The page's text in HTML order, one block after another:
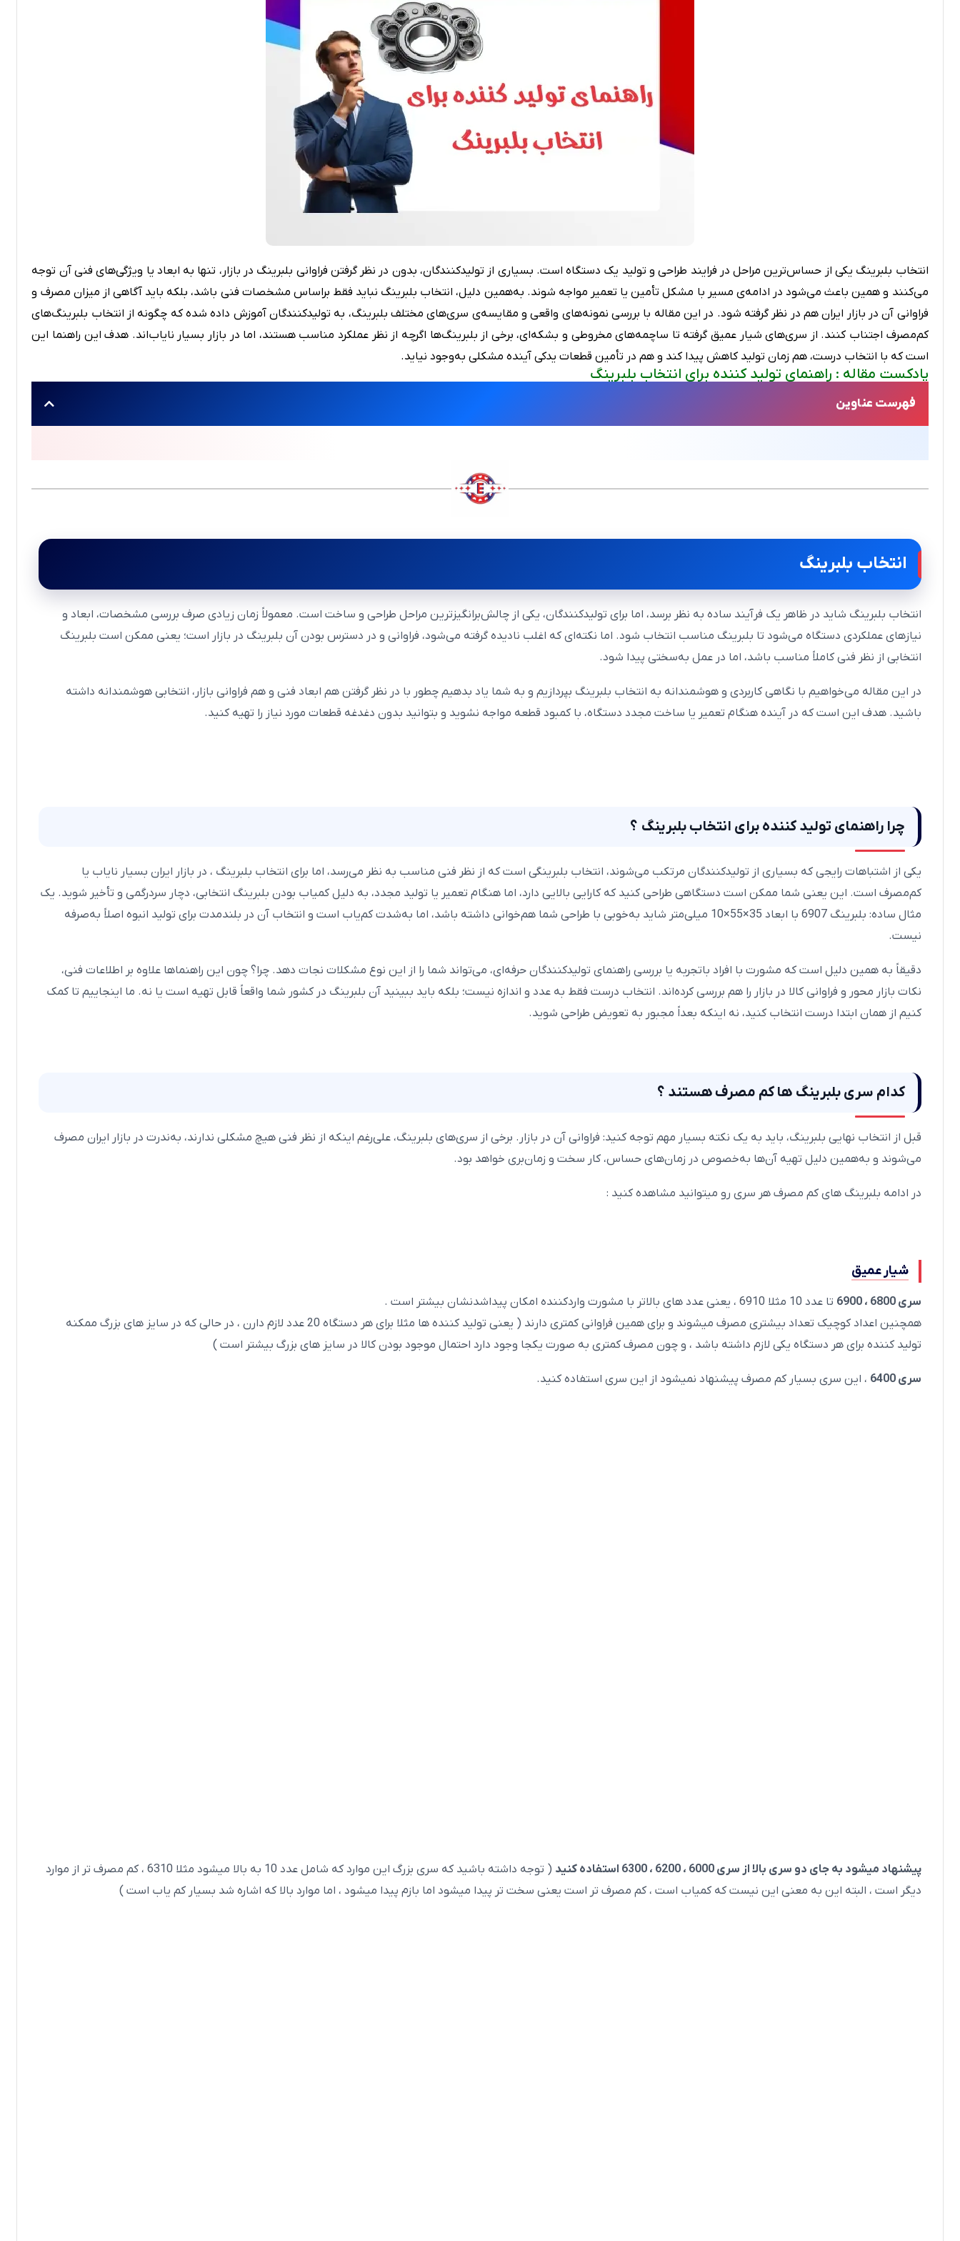
رولبرینگ بشکه ای کفگرد
یاتاقان
انتخاب بلبرینگ یکی از حساس‌ترین مراحل در فرایند طراحی و تولید یک دستگاه است. بسیاری از تولیدکنندگان، بدون در نظر گرفتن فراوانی بلبرینگ در بازار، تنها به ابعاد یا ویژگی‌های فنی آن توجه
می‌کنند و همین باعث می‌شود در ادامه‌ی مسیر با مشکل تأمین یا تعمیر مواجه شوند. به‌همین دلیل، انتخاب بلبرینگ نباید فقط براساس مشخصات فنی باشد، بلکه باید آگاهی از میزان مصرف و
فراوانی آن در بازار ایران هم در نظر گرفته شود. در این مقاله با بررسی نمونه‌های واقعی و مقایسه‌ی سری‌های مختلف بلبرینگ، به تولیدکنندگان آموزش داده شده که چگونه از انتخاب بلبرینگ‌های
کم‌مصرف اجتناب کنند. از سری‌های شیار عمیق گرفته تا ساچمه‌های مخروطی و بشکه‌ای، برخی از بلبرینگ‌ها اگرچه از نظر عملکرد مناسب هستند، اما در بازار بسیار نایاب‌اند. هدف این راهنما این
است که با انتخاب درست، هم زمان تولید کاهش پیدا کند و هم در تأمین قطعات یدکی آینده مشکلی به‌وجود نیاید.
پادکست مقاله : راهنمای تولید کننده برای انتخاب بلبرینگ
فهرست عناوین
انتخاب بلبرینگ
انتخاب بلبرینگ شاید در ظاهر یک فرآیند ساده به نظر برسد، اما برای تولیدکنندگان، یکی از چالش‌برانگیزترین مراحل طراحی و ساخت است. معمولاً زمان زیادی صرف بررسی مشخصات، ابعاد و
نیازهای عملکردی دستگاه می‌شود تا بلبرینگ مناسب انتخاب شود. اما نکته‌ای که اغلب نادیده گرفته می‌شود، فراوانی و در دسترس بودن آن بلبرینگ در بازار است؛ یعنی ممکن است بلبرینگ
انتخابی از نظر فنی کاملاً مناسب باشد، اما در عمل به‌سختی پیدا شود.
در این مقاله می‌خواهیم با نگاهی کاربردی و هوشمندانه به انتخاب بلبرینگ بپردازیم و به شما یاد بدهیم چطور با در نظر گرفتنهم ابعاد فنی و هم فراوانی بازار، انتخابی هوشمندانه داشته
باشید. هدف این است که در آینده هنگام تعمیر یا ساخت مجدد دستگاه، با کمبود قطعه مواجه نشوید و بتوانید بدون دغدغه قطعات مورد نیاز را تهیه کنید.
چرا راهنمای تولید کننده برای انتخاب بلبرینگ ؟
یکی از اشتباهات رایجی که بسیاری از تولیدکنندگان مرتکب می‌شوند، انتخاب بلبرینگی است که از نظر فنی مناسب به نظر می‌رسد، اما برای انتخاب بلبرینگ ، در بازار ایران بسیار نایاب یا
کم‌مصرف است. این یعنی شما ممکن است دستگاهی طراحی کنید که کارایی بالایی دارد، اما هنگام تعمیر یا تولید مجدد، به دلیل کمیاب بودن بلبرینگ انتخابی، دچار سردرگمی و تأخیر شوید. یک
مثال ساده: بلبرینگ 6907 با ابعاد 35×55×10 میلی‌متر شاید به‌خوبی با طراحی شما هم‌خوانی داشته باشد، اما به‌شدت کم‌یاب است و انتخاب آن در بلندمدت برای تولید انبوه اصلاً به‌صرفه
نیست.
دقیقاً به همین دلیل است که مشورت با افراد باتجربه یا بررسی راهنمای تولیدکنندگان حرفه‌ای، می‌تواند شما را از این نوع مشکلات نجات دهد. چرا؟ چون این راهنماها علاوه بر اطلاعات فنی،
نکات بازار محور و فراوانی کالا در بازار را هم بررسی کرده‌اند. انتخاب درست فقط به عدد و اندازه نیست؛ بلکه باید ببینید آن بلبرینگ در کشور شما واقعاً قابل تهیه است یا نه. ما اینجاییم تا کمک
کنیم از همان ابتدا درست انتخاب کنید، نه اینکه بعداً مجبور به تعویض طراحی شوید.
کدام سری بلبرینگ ها کم مصرف هستند ؟
قبل از انتخاب نهایی بلبرینگ، باید به یک نکته بسیار مهم توجه کنید: فراوانی آن در بازار. برخی از سری‌های بلبرینگ، علی‌رغم اینکه از نظر فنی هیچ مشکلی ندارند، به‌ندرت در بازار ایران مصرف
می‌شوند و به‌همین دلیل تهیه آن‌ها به‌خصوص در زمان‌های حساس، کار سخت و زمان‌بری خواهد بود.
در ادامه بلبرینگ های کم مصرف هر سری رو میتوانید مشاهده کنید :
شیار عمیق
سری 6800 ، 6900
تا عدد 10 مثلا 6910 ، یعنی عدد های بالاتر با مشورت واردکننده امکان پیداشدنشان بیشتر است .
همچنین اعداد کوچیک تعداد بیشتری مصرف میشوند و برای همین فراوانی کمتری دارند ( یعنی تولید کننده ها مثلا برای هر دستگاه 20 عدد لازم دارن ، در حالی که در سایز های بزرگ ممکنه
تولید کننده برای هر دستگاه یکی لازم داشته باشد ، و چون مصرف کمتری به صورت یکجا وجود دارد احتمال موجود بودن کالا در سایز های بزرگ بیشتر است )
سری 6400 ، این سری بسیار کم مصرف پیشنهاد نمیشود از این سری استفاده کنید.
پیشنهاد میشود به جای دو سری بالا از سری 6000 ، 6200 ، 6300 استفاده کنید
( توجه داشته باشید که سری بزرگ این موارد که شامل عدد 10 به بالا میشود مثلا 6310 ، کم مصرف تر از موارد
دیگر است ، البته این به معنی این نیست که کمیاب است ، کم مصرف تر است یعنی سخت تر پیدا میشود اما بازم پیدا میشود ، اما موارد بالا که اشاره شد بسیار کم یاب است )